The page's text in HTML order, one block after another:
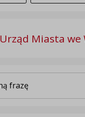
Urząd Miasta we